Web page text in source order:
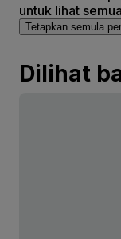
untuk lihat
Tetapkan semula
Dilihat